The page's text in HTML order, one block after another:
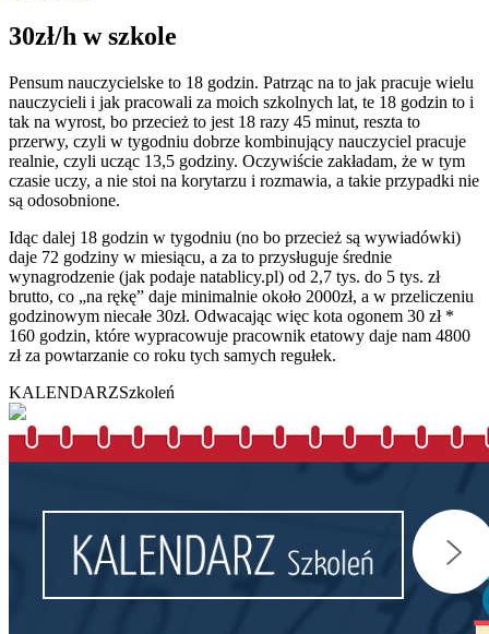
30zł/h w szkole
Pensum nauczycielske to 18 godzin. Patrząc na to jak pracuje wielu
nauczycieli i jak pracowali za moich szkolnych lat, te 18 godzin to i
tak na wyrost, bo przecież to jest 18 razy 45 minut, reszta to
przerwy, czyli w tygodniu dobrze kombinujący nauczyciel pracuje
realnie, czyli ucząc 13,5 godziny. Oczywiście zakładam, że w tym
czasie uczy, a nie stoi na korytarzu i rozmawia, a takie przypadki nie
są odosobnione.
Idąc dalej 18 godzin w tygodniu (no bo przecież są wywiadówki)
daje 72 godziny w miesiącu, a za to przysługuje średnie
wynagrodzenie (jak podaje natablicy.pl) od 2,7 tys. do 5 tys. zł
brutto, co „na rękę” daje minimalnie około 2000zł, a w przeliczeniu
godzinowym niecałe 30zł. Odwacając więc kota ogonem 30 zł *
160 godzin, które wypracowuje pracownik etatowy daje nam 4800
zł za powtarzanie co roku tych samych regułek.
KALENDARZSzkoleń